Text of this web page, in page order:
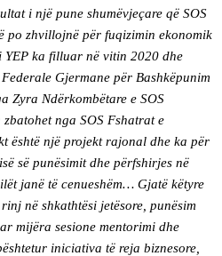
i një pune shumëvjeçare që SOS
po zhvillojnë për fuqizimin ekonomik
ka filluar në vitin 2020 dhe
Gjermane për Bashkëpunim
Zyra Ndërkombëtare e SOS
nga SOS Fshatrat e
është një projekt rajonal dhe ka për
së punësimit dhe përfshirjes në
janë të cenueshëm… Gjatë këtyre
në shkathtësi jetësore, punësim
mijëra sesione mentorimi dhe
iniciativa të reja biznesore,